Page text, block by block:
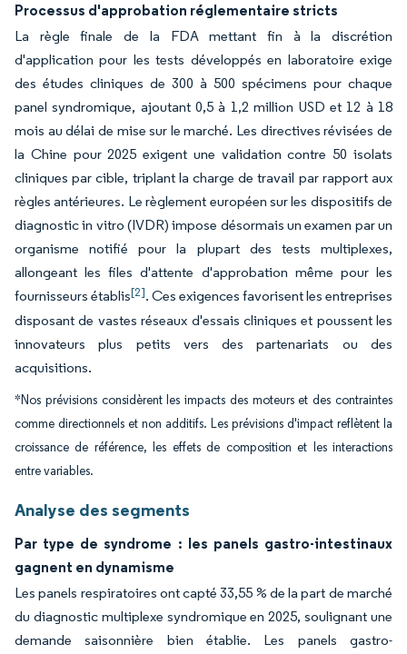
Processus d'approbation réglementaire stricts
La règle finale de la FDA mettant fin à la discrétion
d'application pour les tests développés en laboratoire exige
des études cliniques de 300 à 500 spécimens pour chaque
panel syndromique, ajoutant 0,5 à 1,2 million USD et 12 à 18
mois au délai de mise sur le marché. Les directives révisées de
la Chine pour 2025 exigent une validation contre 50 isolats
cliniques par cible, triplant la charge de travail par rapport aux
règles antérieures. Le règlement européen sur les dispositifs de
diagnostic in vitro (IVDR) impose désormais un examen par un
organisme notifié pour la plupart des tests multiplexes,
allongeant les files d'attente d'approbation même pour les
fournisseurs établis[2]. Ces exigences favorisent les entreprises
disposant de vastes réseaux d'essais cliniques et poussent les
innovateurs plus petits vers des partenariats ou des
acquisitions.
*Nos prévisions considèrent les impacts des moteurs et des contraintes
comme directionnels et non additifs. Les prévisions d'impact reflètent la
croissance de référence, les effets de composition et les interactions
entre variables.
Analyse des segments
Par type de syndrome : les panels gastro-intestinaux
gagnent en dynamisme
Les panels respiratoires ont capté 33,55 % de la part de marché
du diagnostic multiplexe syndromique en 2025, soulignant une
demande saisonnière bien établie. Les panels gastro-